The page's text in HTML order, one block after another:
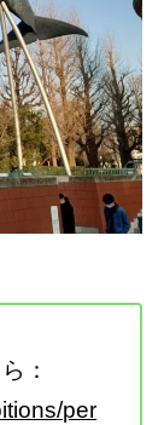
：
per